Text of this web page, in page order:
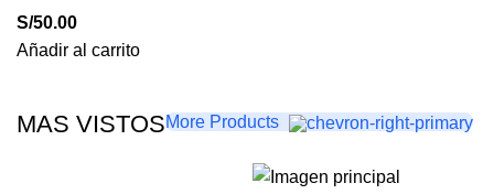
S/50.00
Añadir al carrito
MAS VISTOSMore Products